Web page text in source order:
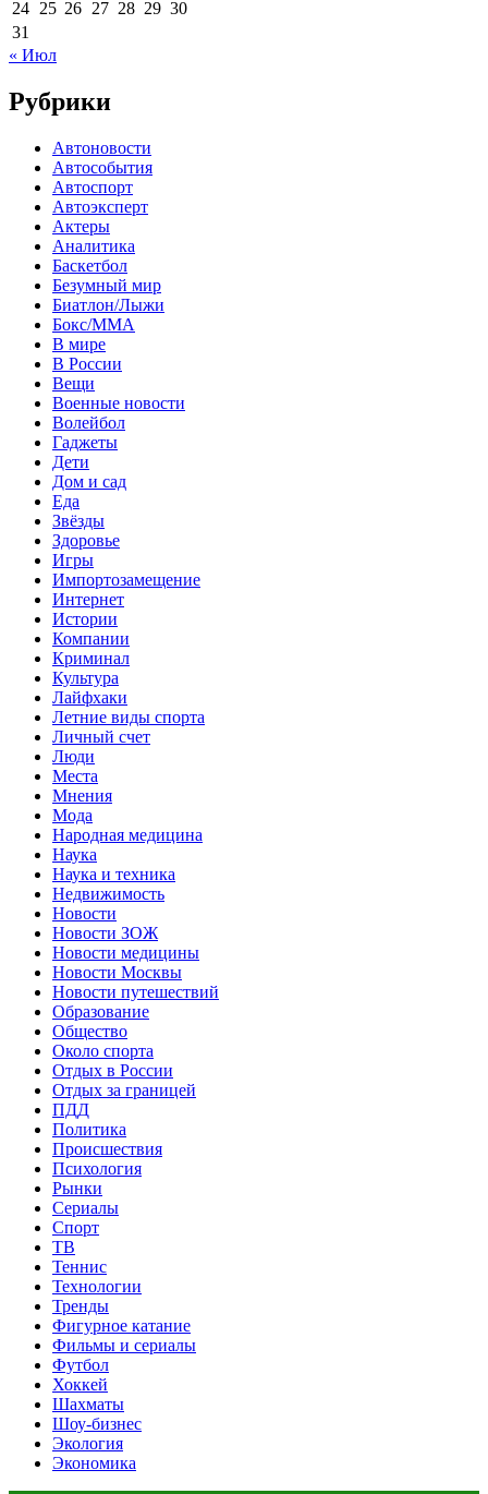
24 25 26 27 28 29 30
31
« Июл
Рубрики
Автоновости
Автособытия
Автоспорт
Автоэксперт
Актеры
Аналитика
Баскетбол
Безумный мир
Биатлон/Лыжи
Бокс/MMA
В мире
В России
Вещи
Военные новости
Волейбол
Гаджеты
Дети
Дом и сад
Еда
Звёзды
Здоровье
Игры
Импортозамещение
Интернет
Истории
Компании
Криминал
Культура
Лайфхаки
Летние виды спорта
Личный счет
Люди
Места
Мнения
Мода
Народная медицина
Наука
Наука и техника
Недвижимость
Новости
Новости ЗОЖ
Новости медицины
Новости Москвы
Новости путешествий
Образование
Общество
Около спорта
Отдых в России
Отдых за границей
ПДД
Политика
Происшествия
Психология
Рынки
Сериалы
Спорт
ТВ
Теннис
Технологии
Тренды
Фигурное катание
Фильмы и сериалы
Футбол
Хоккей
Шахматы
Шоу-бизнес
Экология
Экономика